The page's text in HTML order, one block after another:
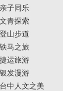
亲子同乐
文青探索
登山步道
铁马之旅
捷运旅游
银发漫游
台中人文之美